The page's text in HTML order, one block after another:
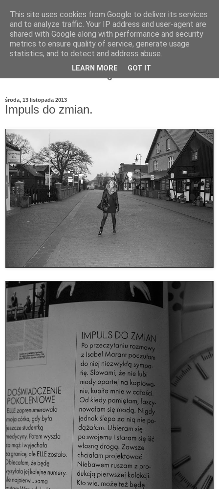
środa, 13 listopada 2013
Impuls do zmian.
This site uses cookies from Google to deliver its services
and to analyze traffic. Your IP address and user-agent are
shared with Google along with performance and security
metrics to ensure quality of service, generate usage
statistics, and to detect and address abuse.
LEARN MORE GOT IT